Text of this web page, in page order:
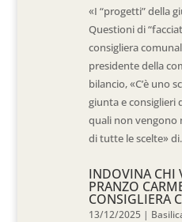
«I “progetti” della
Questioni di
consigliera
presidente della
bilancio, «C’è uno
giunta e consiglieri
quali non vengono
di tutte le scelte»
INDOVINA CHI
PRANZO
CONSIGLIERA
13/12/2025 |